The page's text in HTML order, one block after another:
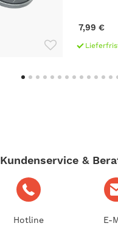
7,99 €
Kundenservice &
Hotline
E-